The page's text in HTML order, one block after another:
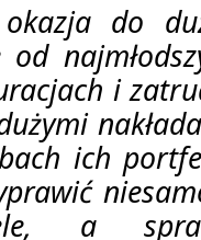
do
od
i
ich
a